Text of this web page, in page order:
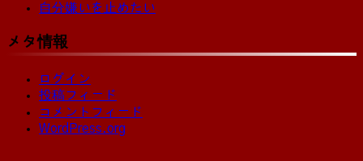
自分嫌いを止めたい
メタ情報
ログイン
投稿フィード
コメントフィード
WordPress.org